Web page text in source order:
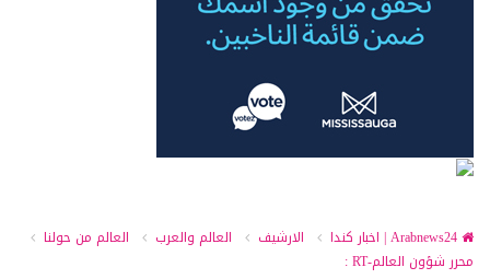
الارشيف العالم والعرب
العالم من حولنا
محرر شؤون العالم-RT :